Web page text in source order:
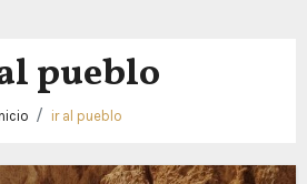
pueblo
ir al pueblo